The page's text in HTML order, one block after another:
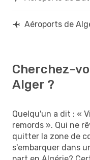
Aéroports de
Cherchez-
Alger ?
Quelqu'un a dit : «
remords ». Qui ne
quitter la zone de
s'embarquer dans